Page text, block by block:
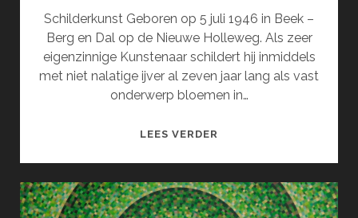
Schilderkunst Geboren op 5 juli 1946 in Beek –
Berg en Dal op de Nieuwe Holleweg. Als zeer
eigenzinnige Kunstenaar schildert hij inmiddels
met niet nalatige ijver al zeven jaar lang als vast
onderwerp bloemen in…
LEES VERDER
AUGUSTUS)